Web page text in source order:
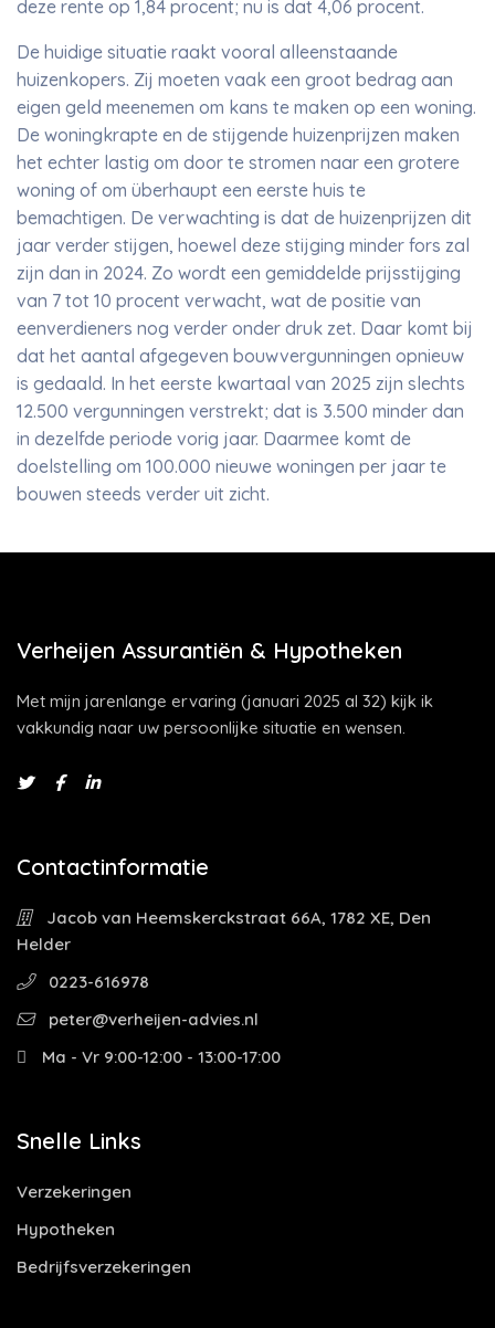
deze rente op 1,84 procent; nu is dat 4,06 procent.
De huidige situatie raakt vooral alleenstaande
huizenkopers. Zij moeten vaak een groot bedrag aan
eigen geld meenemen om kans te maken op een woning.
De woningkrapte en de stijgende huizenprijzen maken
het echter lastig om door te stromen naar een grotere
woning of om überhaupt een eerste huis te
bemachtigen. De verwachting is dat de huizenprijzen dit
jaar verder stijgen, hoewel deze stijging minder fors zal
zijn dan in 2024. Zo wordt een gemiddelde prijsstijging
van 7 tot 10 procent verwacht, wat de positie van
eenverdieners nog verder onder druk zet. Daar komt bij
dat het aantal afgegeven bouwvergunningen opnieuw
is gedaald. In het eerste kwartaal van 2025 zijn slechts
12.500 vergunningen verstrekt; dat is 3.500 minder dan
in dezelfde periode vorig jaar. Daarmee komt de
doelstelling om 100.000 nieuwe woningen per jaar te
bouwen steeds verder uit zicht.
Verheijen Assurantiën & Hypotheken
Met mijn jarenlange ervaring (januari 2025 al 32) kijk ik
vakkundig naar uw persoonlijke situatie en wensen.
Contactinformatie
Jacob van Heemskerckstraat 66A, 1782 XE, Den
Helder
0223-616978
peter@verheijen-advies.nl
Ma - Vr 9:00-12:00 - 13:00-17:00
Snelle Links
Verzekeringen
Hypotheken
Bedrijfsverzekeringen